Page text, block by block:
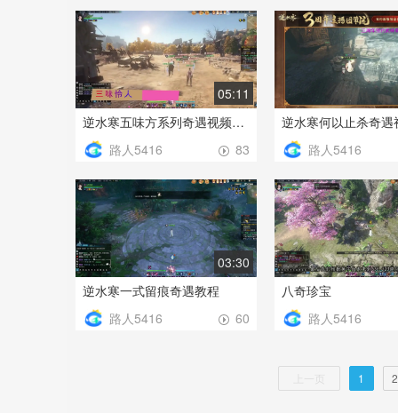
05:11
逆水寒五味方系列奇遇视频教学
83
路人5416
逆水寒何以止杀奇遇
路人5416
03:30
逆水寒一式留痕奇遇教程
60
路人5416
八奇珍宝
路人5416
1 2